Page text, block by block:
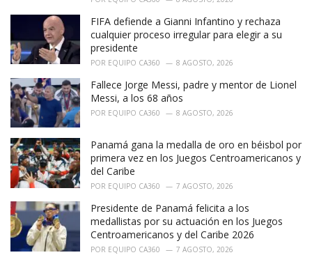
FIFA defiende a Gianni Infantino y rechaza
cualquier proceso irregular para elegir a su
presidente
POR EQUIPO CA360 8 AGOSTO, 2026
Fallece Jorge Messi, padre y mentor de Lionel
Messi, a los 68 años
POR EQUIPO CA360 8 AGOSTO, 2026
Panamá gana la medalla de oro en béisbol por
primera vez en los Juegos Centroamericanos y
del Caribe
POR EQUIPO CA360 7 AGOSTO, 2026
Presidente de Panamá felicita a los
medallistas por su actuación en los Juegos
Centroamericanos y del Caribe 2026
POR EQUIPO CA360 7 AGOSTO, 2026